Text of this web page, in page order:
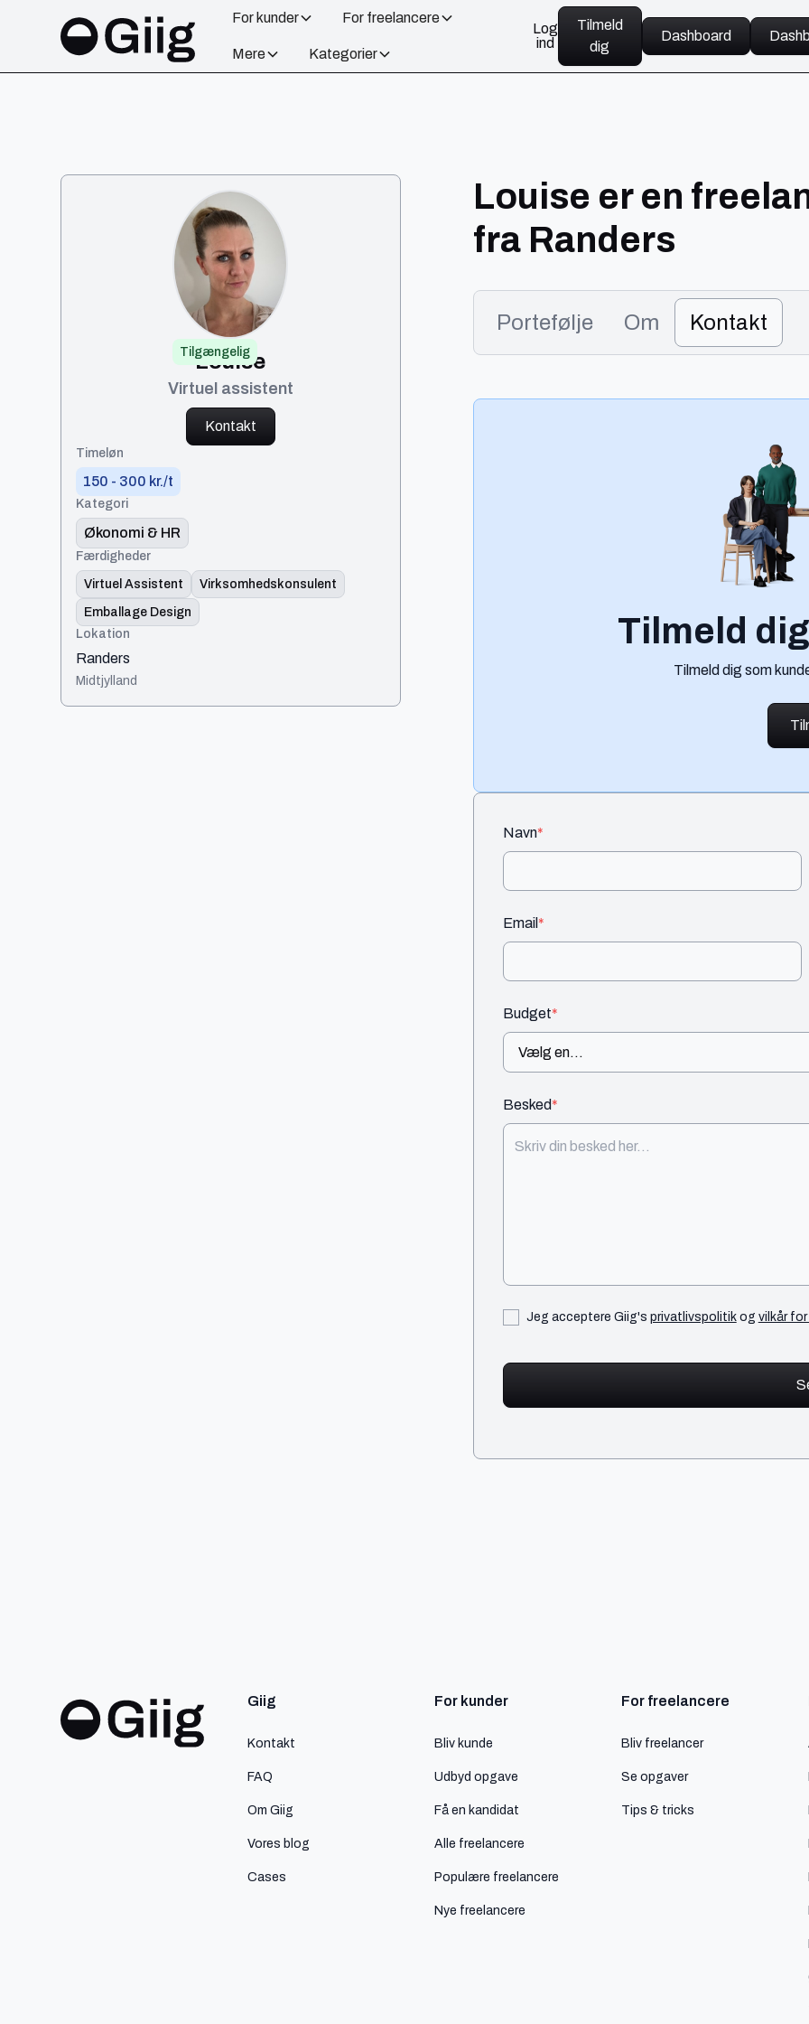
For kunder
For freelancere
Mere
Kategorier
Log
ind
Tilmeld
dig
Dashboard
Tilgængelig
Louise
Virtuel assistent
Kontakt
Timeløn
150 - 300 kr./t
Kategori
Økonomi & HR
Færdigheder
Virtuel Assistent
Virksomhedskonsulent
Emballage Design
Lokation
Randers
Midtjylland
Louise er en
fra Randers
Portefølje Om Kontakt
Tilmeld
Tilmeld dig som
Navn*
Email*
Budget*
Besked*
Jeg acceptere Giig'sprivatlivspolitikogvilkår
Giig
Kontakt
FAQ
Om Giig
Vores blog
Cases
For kunder
Bliv kunde
Udbyd opgave
Få en kandidat
Alle freelancere
Populære freelancere
Nye freelancere
For freelancere
Bliv freelancer
Se opgaver
Tips & tricks